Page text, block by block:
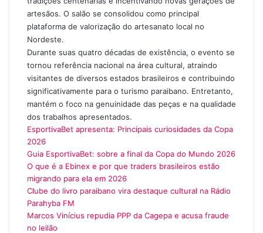
artesãos. O salão se consolidou como principal
plataforma de valorização do artesanato local no
Nordeste.
Durante suas quatro décadas de existência, o evento se
tornou referência nacional na área cultural, atraindo
visitantes de diversos estados brasileiros e contribuindo
significativamente para o turismo paraibano. Entretanto,
mantém o foco na genuinidade das peças e na qualidade
dos trabalhos apresentados.
EsportivaBet apresenta: Principais curiosidades da Copa
2026
Guia EsportivaBet: sobre a final da Copa do Mundo 2026
O que é a Ebinex e por que traders brasileiros estão
migrando para ela em 2026
Clube do livro paraibano vira destaque cultural na Rádio
Parahyba FM
Marcos Vinícius repudia PPP da Cagepa e acusa fraude
no leilão